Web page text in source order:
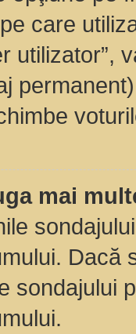
care
utilizator”,
mai
Dacă
sondajului